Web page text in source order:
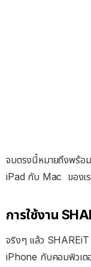
จบตรงนี้หมายถึงพร้อม
iPad กับ Mac ของเร
การใช้งาน
จริงๆ แล้ว SHAREiT
iPhone กับคอมพิวเต